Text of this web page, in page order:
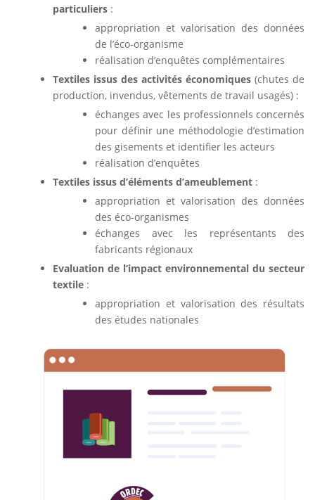
particuliers :
appropriation et valorisation des données
de l’éco-organisme
réalisation d’enquêtes complémentaires
Textiles issus des activités économiques (chutes de
production, invendus, vêtements de travail usagés) :
échanges avec les professionnels concernés
pour définir une méthodologie d’estimation
des gisements et identifier les acteurs
réalisation d’enquêtes
Textiles issus d’éléments d’ameublement :
appropriation et valorisation des données
des éco-organismes
échanges avec les représentants des
fabricants régionaux
Evaluation de l’impact environnemental du secteur
textile :
appropriation et valorisation des résultats
des études nationales